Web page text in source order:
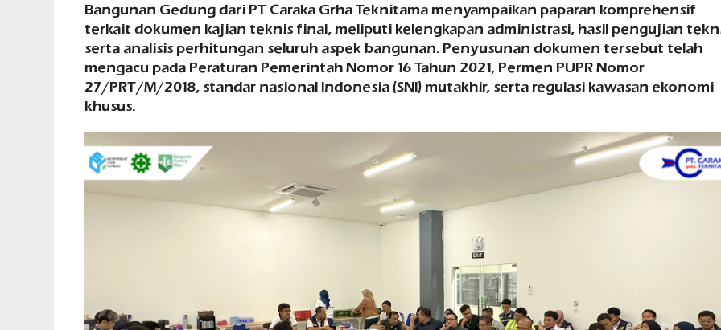
Bangunan Gedung dari PT Caraka Grha Teknitama menyampaikan paparan komprehensif
terkait dokumen kajian teknis final, meliputi kelengkapan administrasi, hasil pengujian
serta analisis perhitungan seluruh aspek bangunan. Penyusunan dokumen tersebut telah
mengacu pada Peraturan Pemerintah Nomor 16 Tahun 2021, Permen PUPR Nomor
27/PRT/M/2018, standar nasional Indonesia (SNI) mutakhir, serta regulasi kawasan ekonomi
khusus.